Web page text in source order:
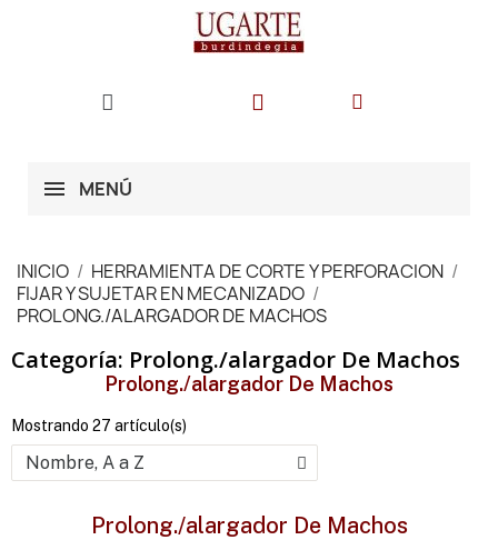
MENÚ
INICIO
HERRAMIENTA DE CORTE Y PERFORACION
FIJAR Y SUJETAR EN MECANIZADO
PROLONG./ALARGADOR DE MACHOS
Categoría: Prolong./alargador De Machos
Prolong./alargador De Machos
Mostrando 27 artículo(s)
Prolong./alargador De Machos